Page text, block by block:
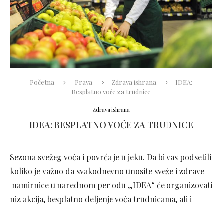
Početna Prava Zdrava ishrana
IDEA:
Besplatno voće za trudnice
Zdrava ishrana
IDEA: BESPLATNO VOĆE ZA TRUDNICE
Sezona svežeg voća i povrća je u jeku. Da bi vas podsetili
koliko je važno da svakodnevno unosite sveže i zdrave
namirnice u narednom periodu „IDEA“ će organizovati
niz akcija, besplatno deljenje voća trudnicama, ali i